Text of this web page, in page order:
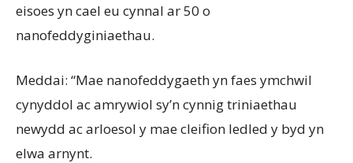
eisoes yn cael eu cynnal ar 50 o
nanofeddyginiaethau.
Meddai: “Mae nanofeddygaeth yn faes ymchwil
cynyddol ac amrywiol sy’n cynnig triniaethau
newydd ac arloesol y mae cleifion ledled y byd yn
elwa arnynt.